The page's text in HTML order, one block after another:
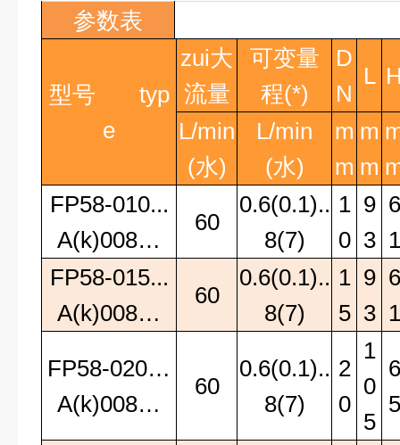
参数表
型号 typ
e
zui大
流量
可变量
程(*)
D
N
L
L/min
(水)
L/min
(水)
m
m
m
m
FP58-010...
A(k)008…
60
0.6(0.1)..
8(7)
1
0
9
3
6
1
FP58-015...
A(k)008…
60
0.6(0.1)..
8(7)
1
5
9
3
6
1
FP58-020…
A(k)008…
60
0.6(0.1)..
8(7)
2
0
1
0
5
6
5